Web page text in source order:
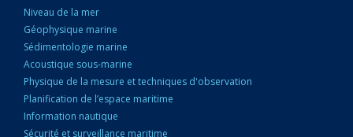
Niveau de la mer
Géophysique marine
Sédimentologie marine
Acoustique sous-marine
Physique de la mesure et techniques d'observation
Planification de l’espace maritime
Information nautique
Sécurité et surveillance maritime